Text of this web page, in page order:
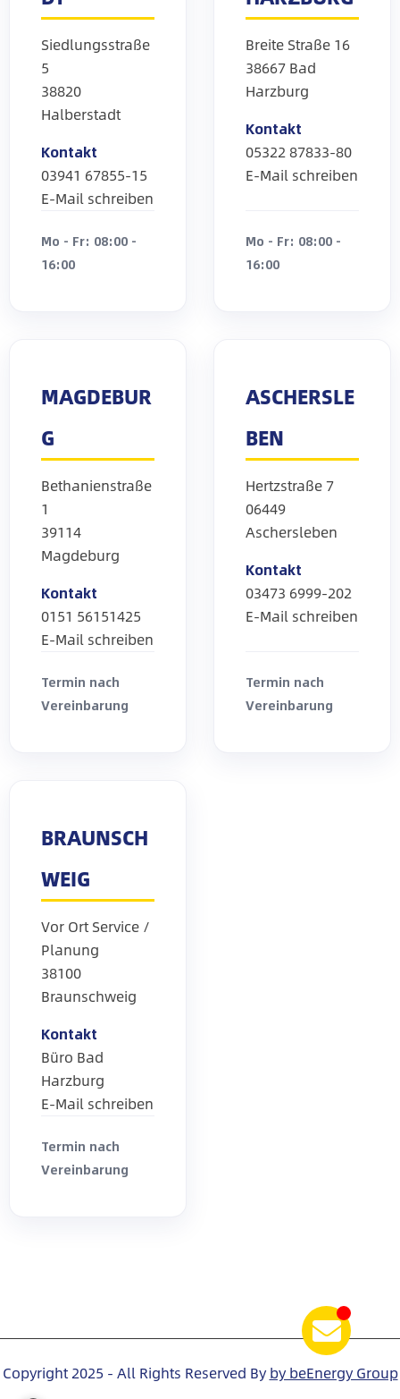
Siedlungsstraße
5
38820
Halberstadt
Kontakt
03941 67855-15
E-Mail schreiben
Mo - Fr: 08:00 -
16:00
Breite Straße 16
38667 Bad
Harzburg
Kontakt
05322 87833-80
E-Mail schreiben
Mo - Fr: 08:00 -
16:00
MAGDEBUR
G
Bethanienstraße
1
39114
Magdeburg
Kontakt
0151 56151425
E-Mail schreiben
Termin nach
Vereinbarung
ASCHERSLE
BEN
Hertzstraße 7
06449
Aschersleben
Kontakt
03473 6999-202
E-Mail schreiben
Termin nach
Vereinbarung
BRAUNSCH
WEIG
Vor Ort Service /
Planung
38100
Braunschweig
Kontakt
Büro Bad
Harzburg
E-Mail schreiben
Termin nach
Vereinbarung
Copyright 2025 - All Rights Reserved By by beEnergy Group